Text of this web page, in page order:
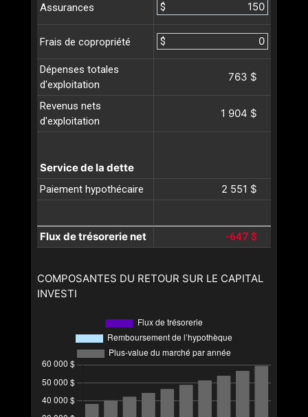
Assurances $
Frais de copropriété $
Dépenses totales
d'exploitation
763 $
Revenus nets
d'exploitation
1 904 $
Service de la dette
Paiement hypothécaire 2 551 $
Flux de trésorerie net -647 $
COMPOSANTES DU RETOUR SUR LE CAPITAL
INVESTI